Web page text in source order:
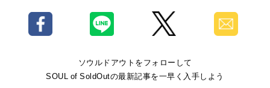
ソウルドアウトをフォローして
SOUL of SoldOutの最新記事を一早く入手しよう